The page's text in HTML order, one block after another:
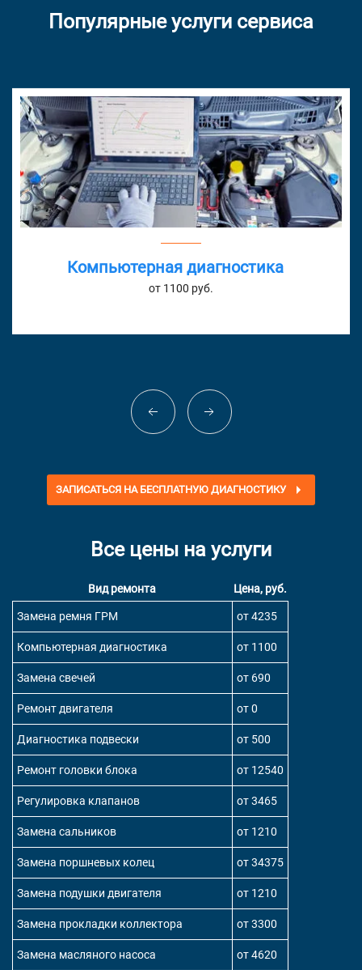
Популярные услуги сервиса
Компьютерная диагностика
от 1100 руб.
ЗАПИСАТЬСЯ НА БЕСПЛАТНУЮ ДИАГНОСТИКУ
Все цены на услуги
Вид ремонта
Цена, руб.
Замена ремня ГРМ
от 4235
Компьютерная диагностика от 1100
Замена свечей от 690
Ремонт двигателя от 0
Диагностика подвески от 500
Ремонт головки блока от 12540
Регулировка клапанов от 3465
Замена сальников от 1210
Замена поршневых колец от 34375
Замена подушки двигателя от 1210
Замена прокладки коллектора от 3300
Замена масляного насоса от 4620